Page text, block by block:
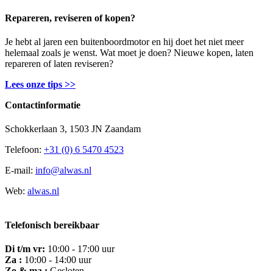
Repareren, reviseren of kopen?
Je hebt al jaren een buitenboordmotor en hij doet het niet meer
helemaal zoals je wenst. Wat moet je doen? Nieuwe kopen, laten
repareren of laten reviseren?
Lees onze tips >>
Contactinformatie
Schokkerlaan 3, 1503 JN Zaandam
Telefoon: +31 (0) 6 5470 4523
E-mail: info@alwas.nl
Web: alwas.nl
Telefonisch bereikbaar
Di t/m vr: 10:00 - 17:00 uur
Za : 10:00 - 14:00 uur